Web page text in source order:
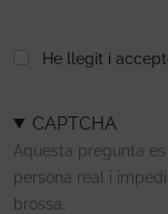
He llegit i
CAPTCHA
Aquesta pregunta
persona real i
brossa.